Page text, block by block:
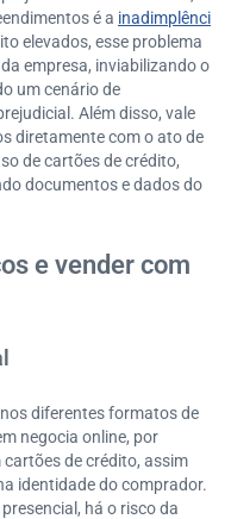
é a inadimplênci
elevados, esse problema
empresa, inviabilizando o
um cenário de
Além disso, vale
diretamente com o ato de
de cartões de crédito,
documentos e dados do
e vender com
diferentes formatos de
negocia online, por
de crédito, assim
identidade do comprador.
há o risco da